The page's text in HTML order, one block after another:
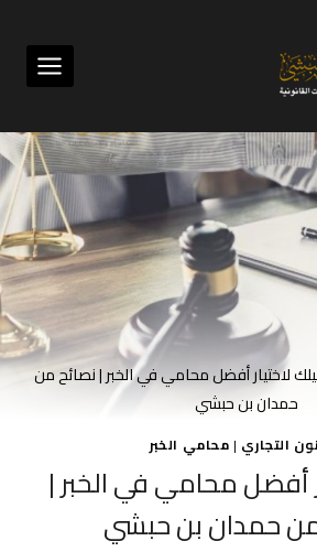
لاختيار أفضل محامي في الخبر | نصائح من
حمدان بن حبشي
التجاري | محامي الخبر
أفضل محامي في الخبر |
حمدان بن حبشي